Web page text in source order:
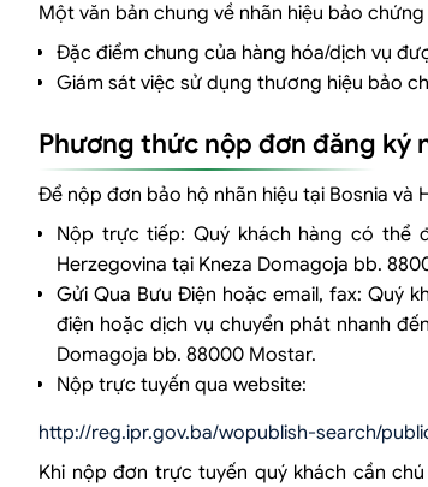
Một văn bản chung về nhãn hiệu bảo
Đặc điểm chung của hàng hóa/dịch vụ
Giám sát việc sử dụng thương hiệu bảo
Phương thức nộp đơn đăng ký
Để nộp đơn bảo hộ nhãn hiệu tại Bosnia
Nộp trực tiếp: Quý khách hàng có thể
Herzegovina tại Kneza Domagoja bb.
Gửi Qua Bưu Điện hoặc email, fax: Quý
điện hoặc dịch vụ chuyển phát nhanh
Domagoja bb. 88000 Mostar.
Nộp trực tuyến qua website:
http://reg.ipr.gov.ba/wopublish-search/
Khi nộp đơn trực tuyến quý khách cần